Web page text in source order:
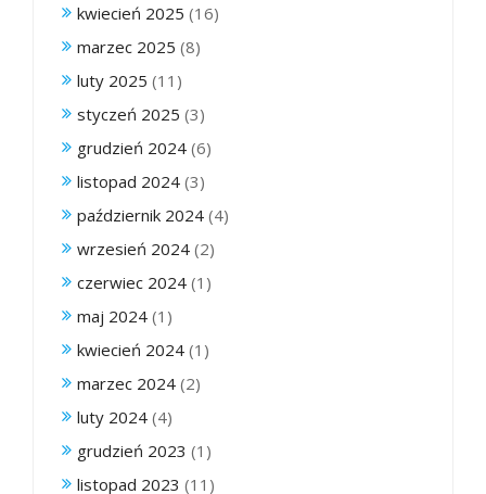
kwiecień 2025 (16)
marzec 2025 (8)
luty 2025 (11)
styczeń 2025 (3)
grudzień 2024 (6)
listopad 2024 (3)
październik 2024 (4)
wrzesień 2024 (2)
czerwiec 2024 (1)
maj 2024 (1)
kwiecień 2024 (1)
marzec 2024 (2)
luty 2024 (4)
grudzień 2023 (1)
listopad 2023 (11)